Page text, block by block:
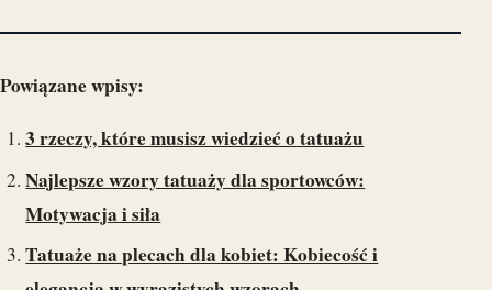
Powiązane wpisy:
3 rzeczy, które musisz wiedzieć o tatuażu
Najlepsze wzory tatuaży dla sportowców:
Motywacja i siła
Tatuaże na plecach dla kobiet: Kobiecość i